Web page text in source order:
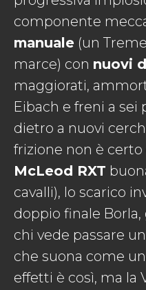
componente
manuale (un
marce) con nuovi
maggiorati,
Eibach e freni a
dietro a nuovi
frizione non è
McLeod RXT
cavalli), lo scarico
doppio finale
chi vede passare
che suona come
effetti è così, ma la